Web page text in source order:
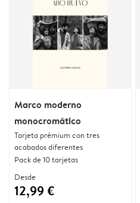
Marco moderno
monocromático
Tarjeta prémium con tres
acabados diferentes
Pack de 10 tarjetas
Desde
12,99 €